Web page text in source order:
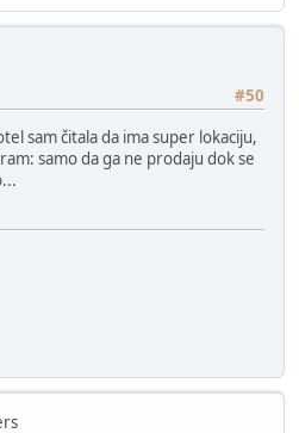
#50
sam čitala da ima super lokaciju,
samo da ga ne prodaju dok se